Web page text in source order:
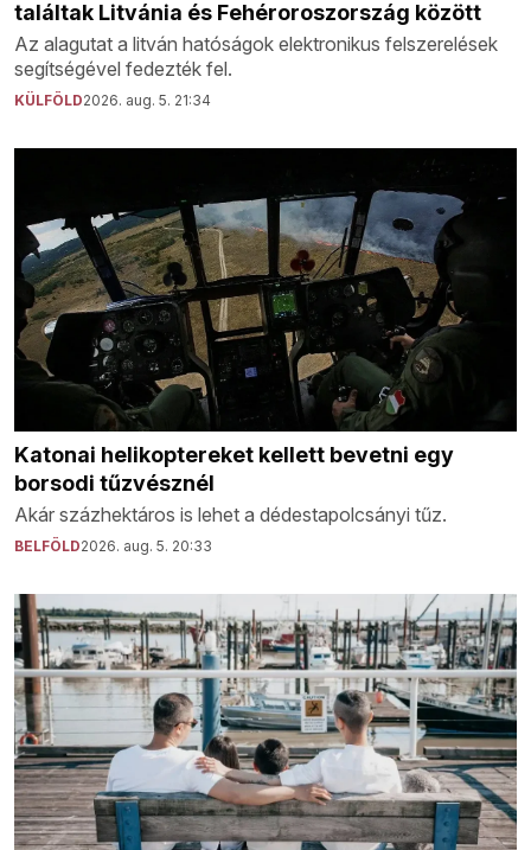
találtak Litvánia és Fehéroroszország között
Az alagutat a litván hatóságok elektronikus felszerelések
segítségével fedezték fel.
KÜLFÖLD2026. aug. 5. 21:34
Katonai helikoptereket kellett bevetni egy
borsodi tűzvésznél
Akár százhektáros is lehet a dédestapolcsányi tűz.
BELFÖLD2026. aug. 5. 20:33